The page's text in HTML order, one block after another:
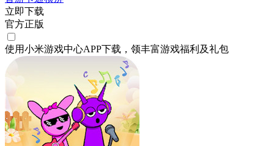
立即下载
官方正版
使用小米游戏中心APP下载 ，领丰富游戏福利 及礼包